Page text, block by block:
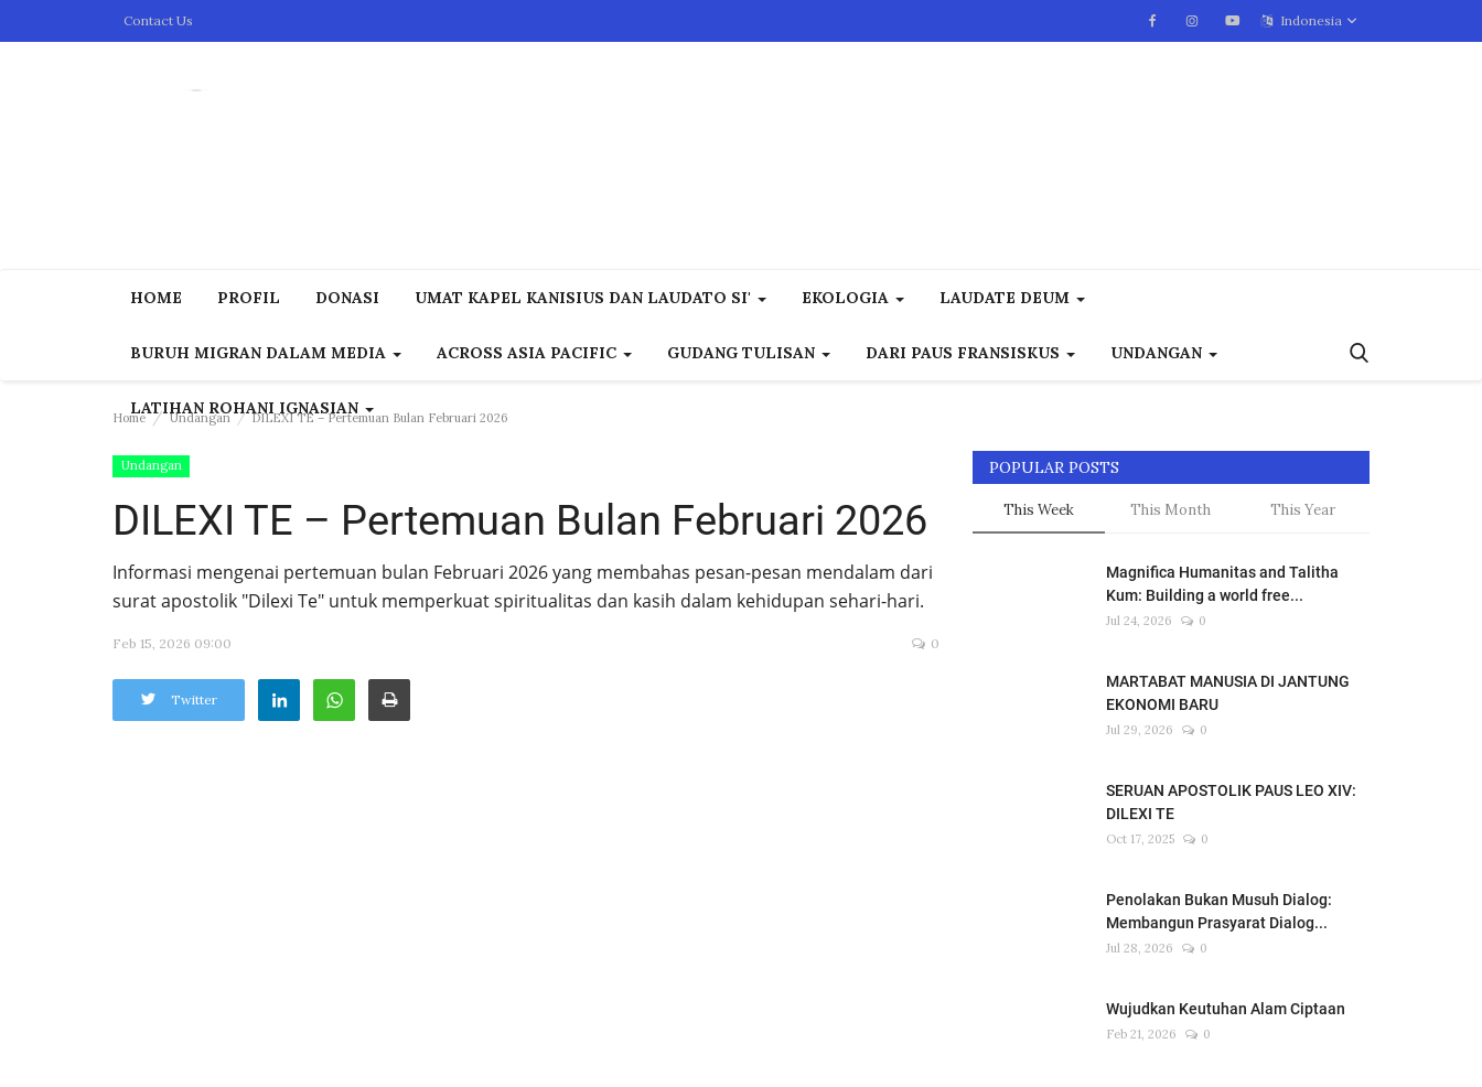
Contact Us Indonesia
HOME PROFIL DONASI UMAT KAPEL KANISIUS DAN LAUDATO SI' EKOLOGIA LAUDATE DEUM
BURUH MIGRAN DALAM MEDIA ACROSS ASIA PACIFIC GUDANG TULISAN DARI PAUS FRANSISKUS UNDANGAN
LATIHAN ROHANI IGNASIAN
Home Undangan DILEXI TE – Pertemuan Bulan Februari 2026
Undangan
DILEXI TE – Pertemuan Bulan Februari 2026
Informasi mengenai pertemuan bulan Februari 2026 yang membahas pesan-pesan mendalam dari
surat apostolik "Dilexi Te" untuk memperkuat spiritualitas dan kasih dalam kehidupan sehari-hari.
Feb 15, 2026 09:00 0
Twitter
POPULAR POSTS
This Week This Month This Year
Magnifica Humanitas and Talitha
Kum: Building a world free...
Jul 24, 2026 0
MARTABAT MANUSIA DI JANTUNG
EKONOMI BARU
Jul 29, 2026 0
SERUAN APOSTOLIK PAUS LEO XIV:
DILEXI TE
Oct 17, 2025 0
Penolakan Bukan Musuh Dialog:
Membangun Prasyarat Dialog...
Jul 28, 2026 0
Wujudkan Keutuhan Alam Ciptaan
Feb 21, 2026 0